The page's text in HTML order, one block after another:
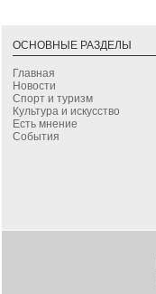
ОСНОВНЫЕ РАЗДЕЛЫ
Главная
Новости
Спорт и туризм
Культура и искусство
Есть мнение
События